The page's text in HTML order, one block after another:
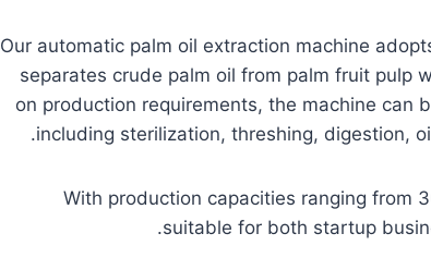
Our automatic palm oil extraction machine
separates crude palm oil from palm fruit pulp
on production requirements, the machine can
including sterilization, threshing, digestion,
With production capacities ranging from
suitable for both startup